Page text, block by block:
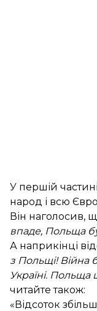
У першій
народ і всю
Він наголосив,
впаде, Польща
А наприкінці
з Польщі! Війна
Україні. Польща
читайте також:
«Відсоток